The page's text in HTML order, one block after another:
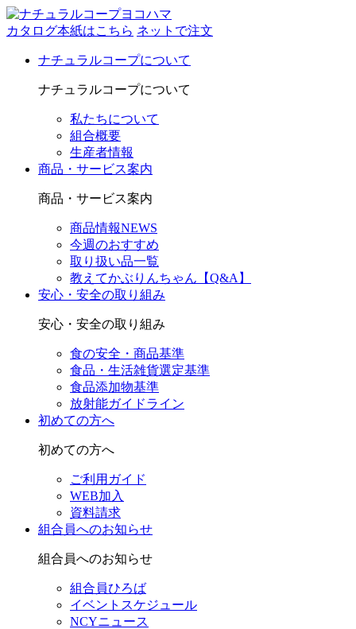
カタログ本紙はこちら ネットで注文
ナチュラルコープについて
ナチュラルコープについて
私たちについて
組合概要
生産者情報
商品・サービス案内
商品・サービス案内
商品情報NEWS
今週のおすすめ
取り扱い品一覧
教えてかぶりんちゃん【Q&A】
安心・安全の取り組み
安心・安全の取り組み
食の安全・商品基準
食品・生活雑貨選定基準
食品添加物基準
放射能ガイドライン
初めての方へ
初めての方へ
ご利用ガイド
WEB加入
資料請求
組合員へのお知らせ
組合員へのお知らせ
組合員ひろば
イベントスケジュール
NCYニュース